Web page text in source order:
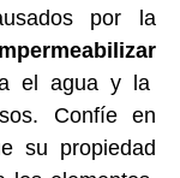
por la
el agua y la
Confíe en
su propiedad